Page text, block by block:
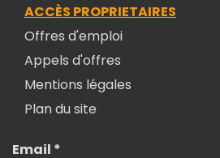
ACCÈS PROPRIETAIRES
Offres d'emploi
Appels d'offres
Mentions légales
Plan du site
Email *